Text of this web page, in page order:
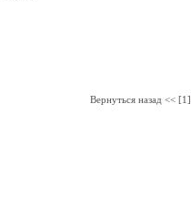
Вернуться назад << [1]